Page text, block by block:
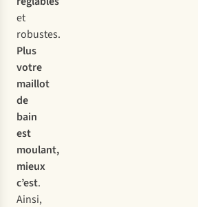
et
robustes.
Plus
votre
maillot
de
bain
est
moulant,
mieux
c’est.
Ainsi,